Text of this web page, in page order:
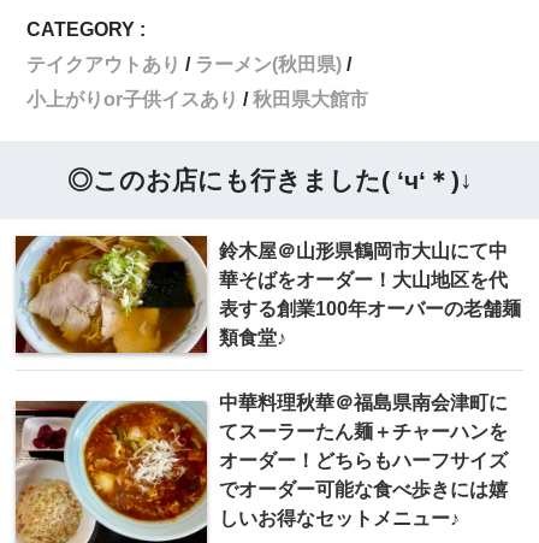
CATEGORY :
テイクアウトあり
ラーメン(秋田県)
小上がりor子供イスあり
秋田県大館市
◎このお店にも行きました( ‘ч‘＊)↓
鈴木屋＠山形県鶴岡市大山にて中
華そばをオーダー！大山地区を代
表する創業100年オーバーの老舗麺
類食堂♪
中華料理秋華＠福島県南会津町に
てスーラーたん麺＋チャーハンを
オーダー！どちらもハーフサイズ
でオーダー可能な食べ歩きには嬉
しいお得なセットメニュー♪